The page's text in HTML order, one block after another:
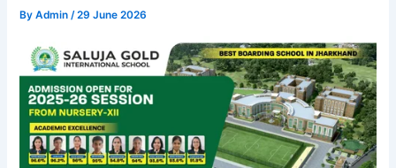
ByAdmin/29 June 2026